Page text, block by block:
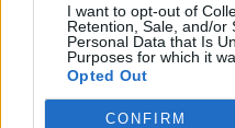
I want to opt-out of
Retention, Sale, and/or
Personal Data that Is
Purposes for which it
Opted Out
CONFIRM
Εξαγωγές: Η Ελλάδα
ανταγωνιστές – Άνοδος
κλάδους (Εθνική